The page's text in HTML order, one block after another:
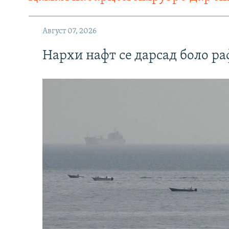
Август 07, 2026
Нархи нафт се дарсад боло